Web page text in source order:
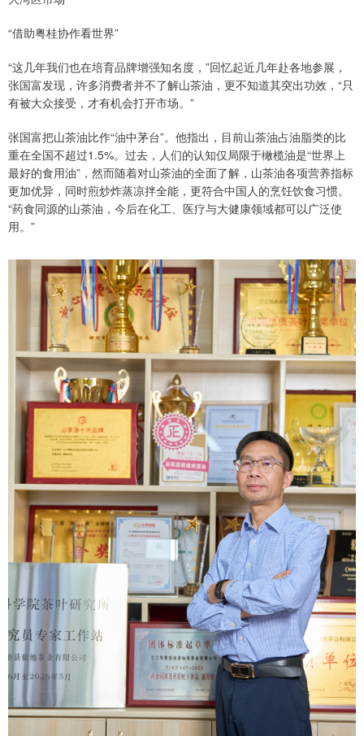
“借助粤桂协作看世界”
“这几年我们也在培育品牌增强知名度，”回忆起近几年赴各地参展，
张国富发现，许多消费者并不了解山茶油，更不知道其突出功效，“只
有被大众接受，才有机会打开市场。”
张国富把山茶油比作“油中茅台”。他指出，目前山茶油占油脂类的比
重在全国不超过1.5%。过去，人们的认知仅局限于橄榄油是“世界上
最好的食用油”，然而随着对山茶油的全面了解，山茶油各项营养指标
更加优异，同时煎炒炸蒸凉拌全能，更符合中国人的烹饪饮食习惯。
“药食同源的山茶油，今后在化工、医疗与大健康领域都可以广泛使
用。”